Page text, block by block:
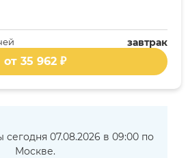
завтрак
от 35 962 ₽
07.08.2026 в 09:00 по
Москве.